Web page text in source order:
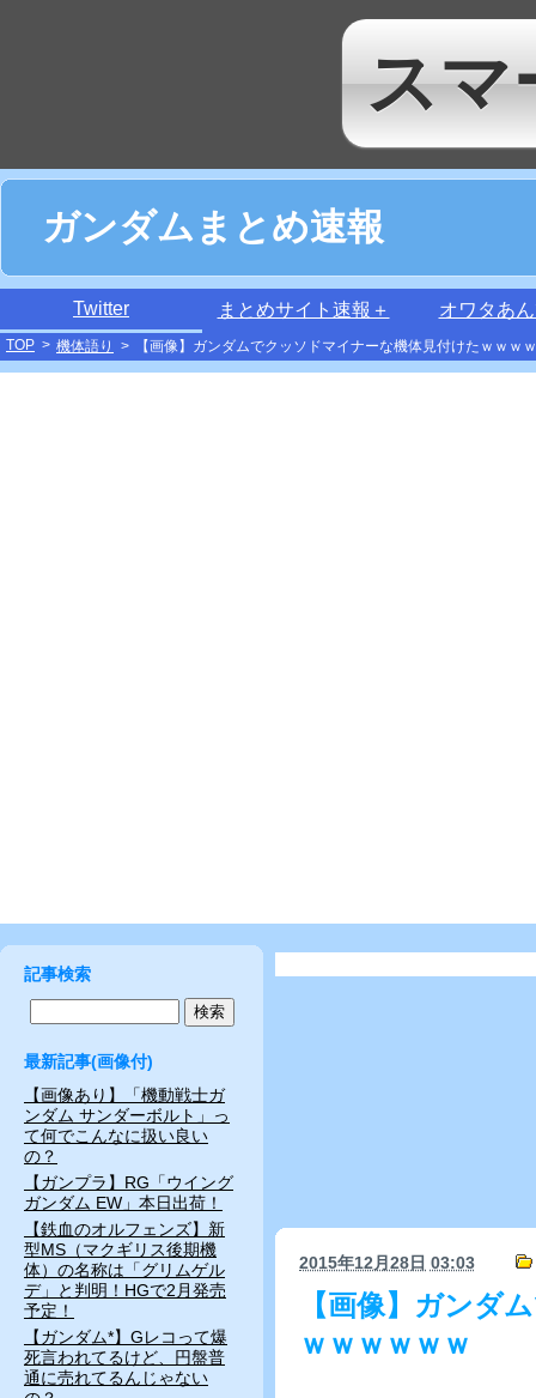
スマ
ガンダムまとめ速報
Twitter まとめサイト速報＋ オワタあ
TOP > 機体語り > 【画像】ガンダムでクッソドマイナーな機体見付けたｗｗｗ
2015年12月28日 03:03
【画像】ガンダ
ｗｗｗｗｗｗ
記事検索
最新記事(画像付)
【画像あり】「機動戦士ガ
ンダム サンダーボルト」っ
て何でこんなに扱い良い
の？
【ガンプラ】RG「ウイング
ガンダム EW」本日出荷！
【鉄血のオルフェンズ】新
型MS（マクギリス後期機
体）の名称は「グリムゲル
デ」と判明！HGで2月発売
予定！
【ガンダム*】Gレコって爆
死言われてるけど、円盤普
通に売れてるんじゃない